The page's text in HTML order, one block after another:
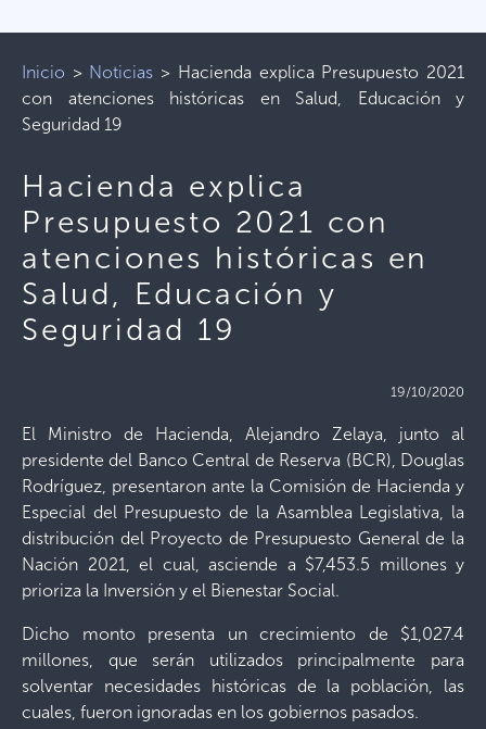
Inicio > Noticias > Hacienda explica Presupuesto 2021
con atenciones históricas en Salud, Educación y
Seguridad 19
Hacienda explica
Presupuesto 2021 con
atenciones históricas en
Salud, Educación y
Seguridad 19
19/10/2020
El Ministro de Hacienda, Alejandro Zelaya, junto al
presidente del Banco Central de Reserva (BCR), Douglas
Rodríguez, presentaron ante la Comisión de Hacienda y
Especial del Presupuesto de la Asamblea Legislativa, la
distribución del Proyecto de Presupuesto General de la
Nación 2021, el cual, asciende a $7,453.5 millones y
prioriza la Inversión y el Bienestar Social.
Dicho monto presenta un crecimiento de $1,027.4
millones, que serán utilizados principalmente para
solventar necesidades históricas de la población, las
cuales, fueron ignoradas en los gobiernos pasados.